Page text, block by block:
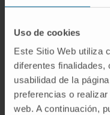
Uso de cookies
Este Sitio Web utiliza
diferentes finalidades,
usabilidad de la
preferencias o
web. A continuación,
deliberadamente
seleccionada en
biotecnológico,
la toma de
farmacéutico se
para hacer lo